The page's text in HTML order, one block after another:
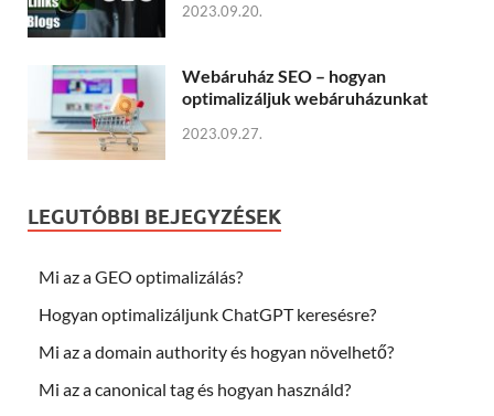
2023.09.20.
Webáruház SEO – hogyan
optimalizáljuk webáruházunkat
2023.09.27.
LEGUTÓBBI BEJEGYZÉSEK
Mi az a GEO optimalizálás?
Hogyan optimalizáljunk ChatGPT keresésre?
Mi az a domain authority és hogyan növelhető?
Mi az a canonical tag és hogyan használd?